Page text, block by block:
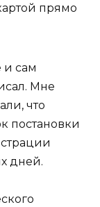
прямо
и сам
Мне
что
постановки
дней.